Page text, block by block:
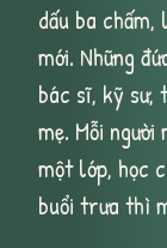
dấu ba
mới. Những
bác sĩ, kỹ sư,
mẹ. Mỗi
một lớp, học
buổi trưa thì